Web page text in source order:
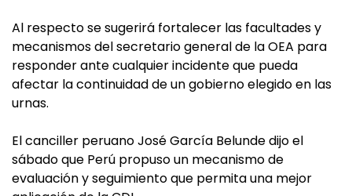
Al respecto se sugerirá fortalecer las facultades y
mecanismos del secretario general de la OEA para
responder ante cualquier incidente que pueda
afectar la continuidad de un gobierno elegido en las
urnas.
El canciller peruano José García Belunde dijo el
sábado que Perú propuso un mecanismo de
evaluación y seguimiento que permita una mejor